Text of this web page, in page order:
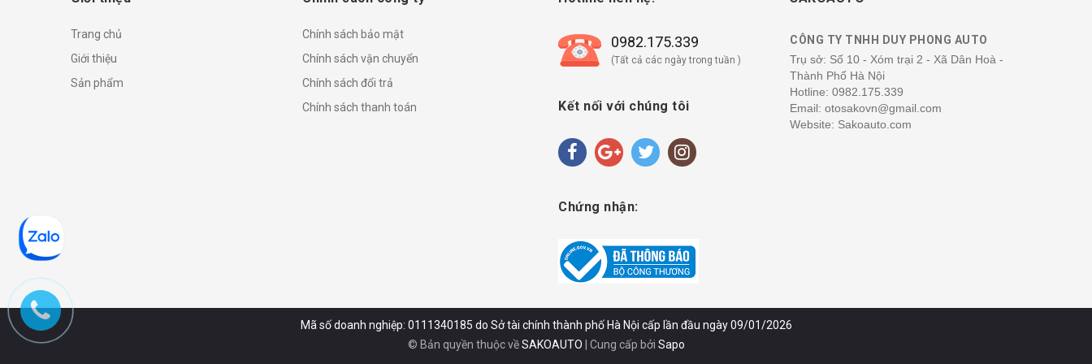
Trang chủ
Giới thiệu
Sản phẩm
Chính sách bảo mật
Chính sách vận chuyển
Chính sách đổi trả
Chính sách thanh toán
0982.175.339
(Tất cả các ngày trong tuần )
Kết nối với chúng tôi
Chứng nhận:
CÔNG TY TNHH DUY PHONG AUTO
Trụ sở: Số 10 - Xóm trại 2 - Xã Dân Hoà -
Thành Phố Hà Nội
Hotline: 0982.175.339
Email: otosakovn@gmail.com
Website: Sakoauto.com
Mã số doanh nghiệp: 0111340185 do Sở tài chính thành phố Hà Nội cấp lần đầu ngày 09/01/2026
© Bản quyền thuộc vềSAKOAUTO Cung cấp bởi Sapo